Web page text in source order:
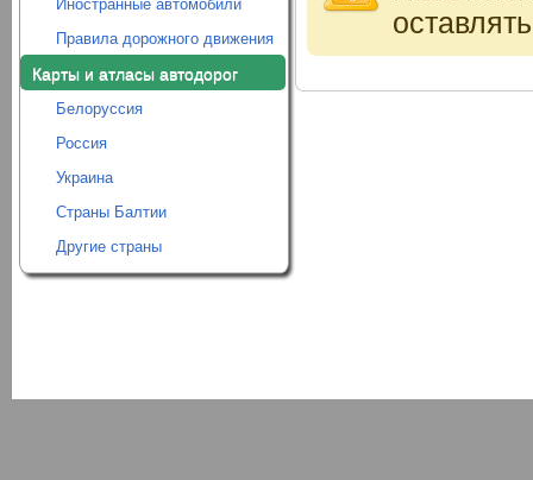
Правила дорожного движения
Карты и атласы автодорог
Белоруссия
Россия
Украина
Страны Балтии
Другие страны